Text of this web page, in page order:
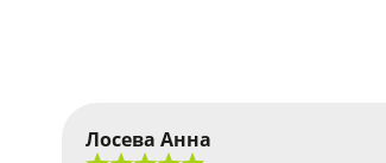
Лосева Анна